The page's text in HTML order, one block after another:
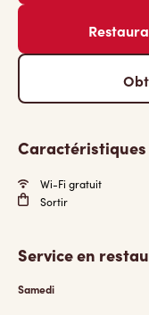
Caractéristiques
Wi-Fi gratuit
Sortir
Service en
Samedi